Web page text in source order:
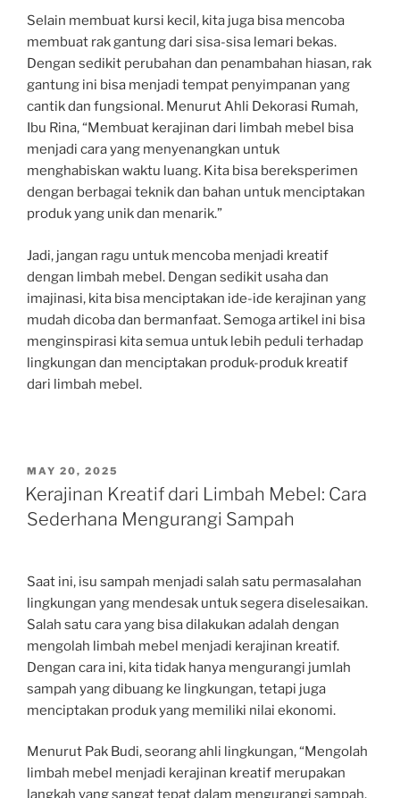
Selain membuat kursi kecil, kita juga bisa mencoba
membuat rak gantung dari sisa-sisa lemari bekas.
Dengan sedikit perubahan dan penambahan hiasan, rak
gantung ini bisa menjadi tempat penyimpanan yang
cantik dan fungsional. Menurut Ahli Dekorasi Rumah,
Ibu Rina, “Membuat kerajinan dari limbah mebel bisa
menjadi cara yang menyenangkan untuk
menghabiskan waktu luang. Kita bisa bereksperimen
dengan berbagai teknik dan bahan untuk menciptakan
produk yang unik dan menarik.”
Jadi, jangan ragu untuk mencoba menjadi kreatif
dengan limbah mebel. Dengan sedikit usaha dan
imajinasi, kita bisa menciptakan ide-ide kerajinan yang
mudah dicoba dan bermanfaat. Semoga artikel ini bisa
menginspirasi kita semua untuk lebih peduli terhadap
lingkungan dan menciptakan produk-produk kreatif
dari limbah mebel.
POSTED
ON
MAY 20, 2025
Kerajinan Kreatif dari Limbah Mebel: Cara
Sederhana Mengurangi Sampah
Saat ini, isu sampah menjadi salah satu permasalahan
lingkungan yang mendesak untuk segera diselesaikan.
Salah satu cara yang bisa dilakukan adalah dengan
mengolah limbah mebel menjadi kerajinan kreatif.
Dengan cara ini, kita tidak hanya mengurangi jumlah
sampah yang dibuang ke lingkungan, tetapi juga
menciptakan produk yang memiliki nilai ekonomi.
Menurut Pak Budi, seorang ahli lingkungan, “Mengolah
limbah mebel menjadi kerajinan kreatif merupakan
langkah yang sangat tepat dalam mengurangi sampah.